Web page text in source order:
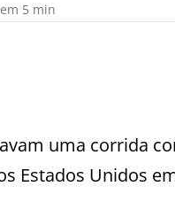
5 min
uma corrida
Estados Unidos